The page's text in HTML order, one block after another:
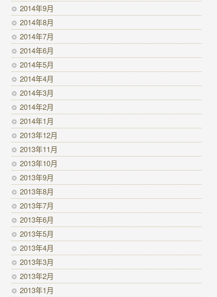
2014年9月
2014年8月
2014年7月
2014年6月
2014年5月
2014年4月
2014年3月
2014年2月
2014年1月
2013年12月
2013年11月
2013年10月
2013年9月
2013年8月
2013年7月
2013年6月
2013年5月
2013年4月
2013年3月
2013年2月
2013年1月